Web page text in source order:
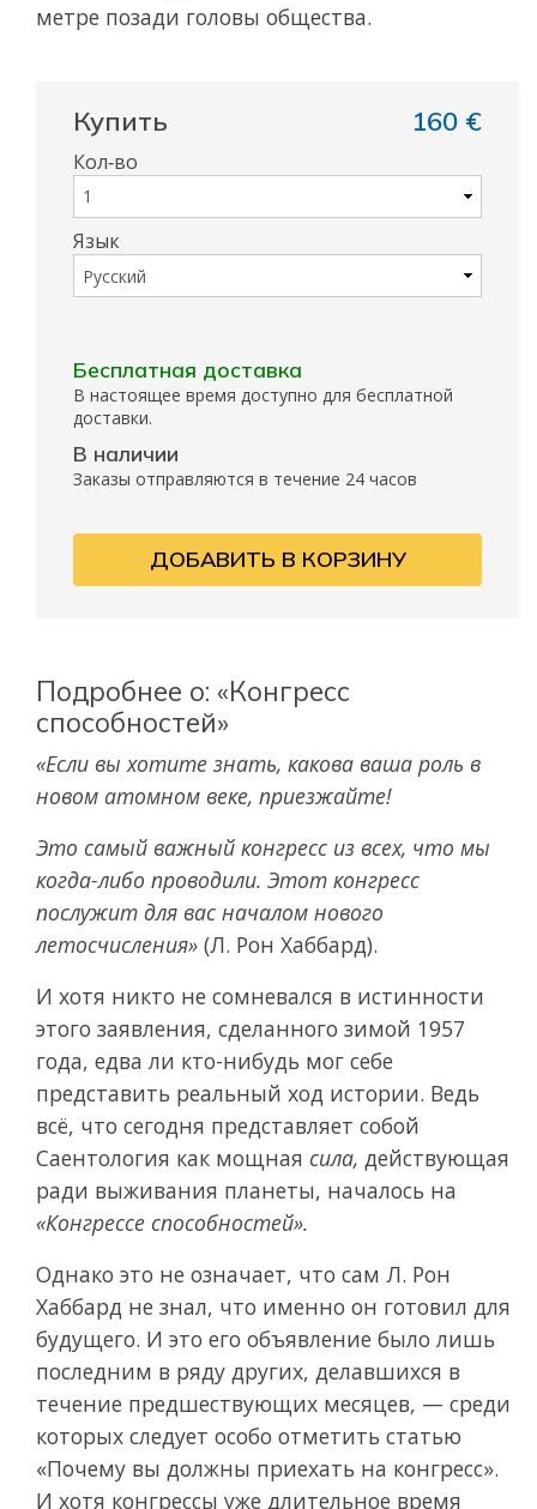
метре позади головы общества.
Купить 160 €
Кол‑во
Язык
Бесплатная доставка
В настоящее время доступно для бесплатной
доставки.
В наличии
Заказы отправляются в течение 24 часов
ДОБАВИТЬ В КОРЗИНУ
Подробнее о: «Конгресс
способностей»
«Если вы хотите знать, какова ваша роль в
новом атомном веке, приезжайте!
Это самый важный конгресс из всех, что мы
когда-либо проводили. Этот конгресс
послужит для вас началом нового
летосчисления» (Л. Рон Хаббард).
И хотя никто не сомневался в истинности
этого заявления, сделанного зимой 1957
года, едва ли кто-нибудь мог себе
представить реальный ход истории. Ведь
всё, что сегодня представляет собой
Саентология как мощная сила, действующая
ради выживания планеты, началось на
«Конгрессе способностей».
Однако это не означает, что сам Л. Рон
Хаббард не знал, что именно он готовил для
будущего. И это его объявление было лишь
последним в ряду других, делавшихся в
течение предшествующих месяцев, — среди
которых следует особо отметить статью
«Почему вы должны приехать на конгресс».
И хотя конгрессы уже длительное время